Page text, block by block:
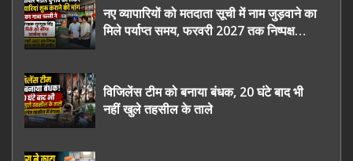
नए व्यापारियों को मतदाता सूची में नाम जुड़वाने का
मिले पर्याप्त समय, फरवरी 2027 तक निष्पक्ष
विजिलेंस टीम को बनाया बंधक, 20 घंटे बाद भी
नहीं खुले तहसील के ताले